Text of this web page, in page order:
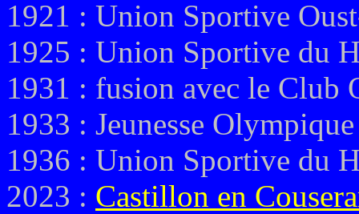
1921 : Union Sportive
1925 : Union Sportive du
1931 : fusion avec le Club
1933 : Jeunesse
1936 : Union Sportive du
2023 : Castillon en